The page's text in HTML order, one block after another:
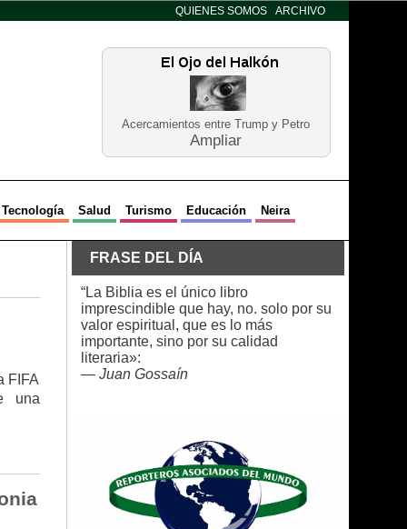
QUIENES SOMOS ARCHIVO
Acercamientos entre Trump y Petro
Ampliar
Tecnología Salud Turismo Educación Neira
FIFA
una
FRASE DEL DÍA
“La Biblia es el único libro
imprescindible que hay, no. solo por su
valor espiritual, que es lo más
importante, sino por su calidad
literaria»:
— Juan Gossaín